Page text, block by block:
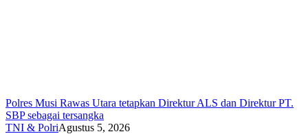
Polres Musi Rawas Utara tetapkan Direktur ALS dan Direktur PT.
SBP sebagai tersangka
TNI & PolriAgustus 5, 2026